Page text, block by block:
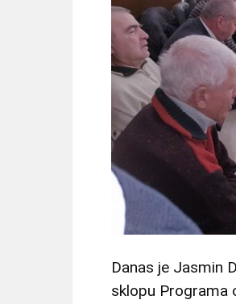
Danas je Jasmin
sklopu Programa